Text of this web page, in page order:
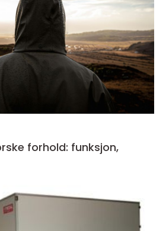
forhold: funksjon,